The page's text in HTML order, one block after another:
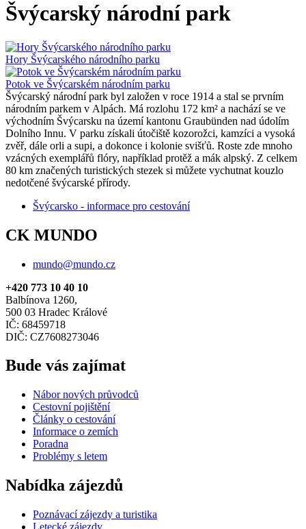
Švýcarský národní park
Hory Švýcarského národního parku
Potok ve Švýcarském národním parku
Švýcarský národní park byl založen v roce 1914 a stal se prvním
národním parkem v Alpách. Má rozlohu 172 km² a nachází se ve
východním Švýcarsku na území kantonu Graubünden nad údolím
Dolního Innu. V parku získali útočiště kozorožci, kamzíci a vysoká
zvěř, dále orli a supi, a dokonce i kolonie svišťů. Roste zde mnoho
vzácných exemplářů flóry, například protěž a mák alpský. Z celkem
80 km značených turistických stezek si můžete vychutnat kouzlo
nedotčené švýcarské přírody.
Švýcarsko - informace pro cestování
CK MUNDO
mundo@mundo.cz
+420 773 10 40 10
Balbínova 1260,
500 03 Hradec Králové
IČ: 68459718
DIČ: CZ7608273046
Bude vás zajímat
Nábor nových průvodců
Cestovní pojištění
Články o cestování
Informace o zemích
Poradna
Problémy s letem
Nabídka zájezdů
Poznávací zájezdy a turistika